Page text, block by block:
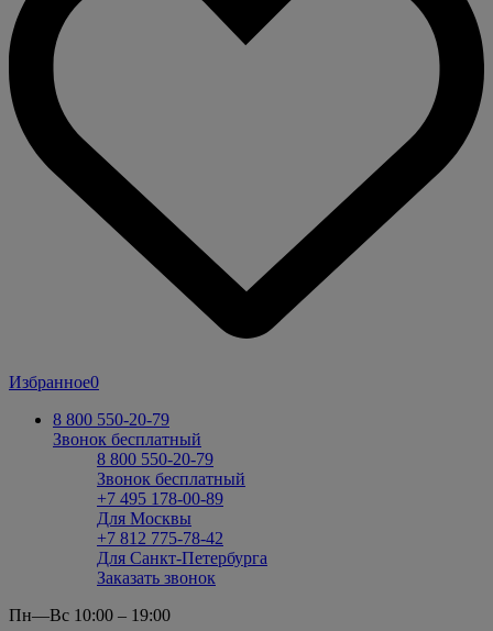
Избранное0
8 800 550-20-79
Звонок бесплатный
8 800 550-20-79
Звонок бесплатный
+7 495 178-00-89
Для Москвы
+7 812 775-78-42
Для Санкт-Петербурга
Заказать звонок
Пн—Вс 10:00 – 19:00